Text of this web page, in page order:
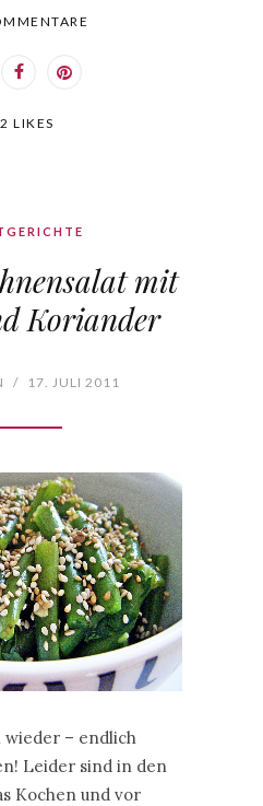
2 LIKES
mit
Koriander
/ 17. JULI 2011
wieder – endlich
Leider sind in den
Kochen und vor